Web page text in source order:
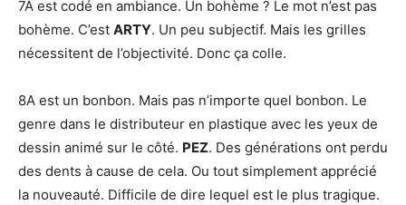
7A est codé en ambiance. Un bohème ? Le mot n’est pas
bohème. C’est ARTY. Un peu subjectif. Mais les grilles
nécessitent de l’objectivité. Donc ça colle.
8A est un bonbon. Mais pas n’importe quel bonbon. Le
genre dans le distributeur en plastique avec les yeux de
dessin animé sur le côté. PEZ. Des générations ont perdu
des dents à cause de cela. Ou tout simplement apprécié
la nouveauté. Difficile de dire lequel est le plus tragique.